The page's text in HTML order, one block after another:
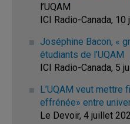
l’UQAM
ICI Radio-Canada, 10
Joséphine Bacon, «
étudiants de l’UQAM
ICI Radio-Canada, 5
L’UQAM veut mettre
effrénée» entre
Le Devoir, 4 juillet